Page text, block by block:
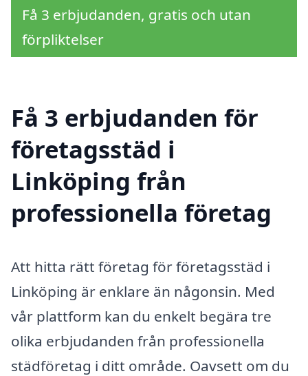
Få 3 erbjudanden, gratis och utan
förpliktelser
Få 3 erbjudanden för
företagsstäd i
Linköping från
professionella företag
Att hitta rätt företag för företagsstäd i
Linköping är enklare än någonsin. Med
vår plattform kan du enkelt begära tre
olika erbjudanden från professionella
städföretag i ditt område. Oavsett om du